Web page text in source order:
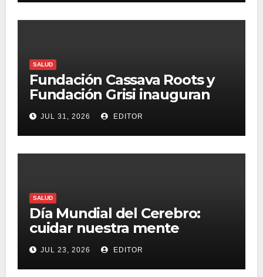
SALUD
Fundación Cassava Roots y
Fundación Grisi inauguran
ludoteca hospitalaria en el
Hospital Infantil de México
JUL 31, 2026 EDITOR
SALUD
Día Mundial del Cerebro:
cuidar nuestra mente
también es una forma de
vivir mejor
JUL 23, 2026 EDITOR